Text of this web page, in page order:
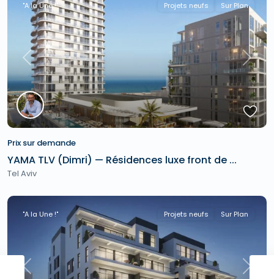
Previous Next
"A la Une !" Projets neufs Sur Plan
Prix sur demande
YAMA TLV (Dimri) — Résidences luxe front de ...
Tel Aviv
Previous Next
"A la Une !" Projets neufs Sur Plan